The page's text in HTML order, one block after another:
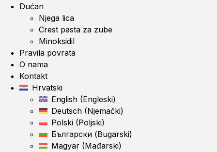
Dućan
Njega lica
Crest pasta za zube
Minoksidil
Pravila povrata
O nama
Kontakt
Hrvatski
English (Engleski)
Deutsch (Njemački)
Polski (Poljski)
Български (Bugarski)
Magyar (Mađarski)